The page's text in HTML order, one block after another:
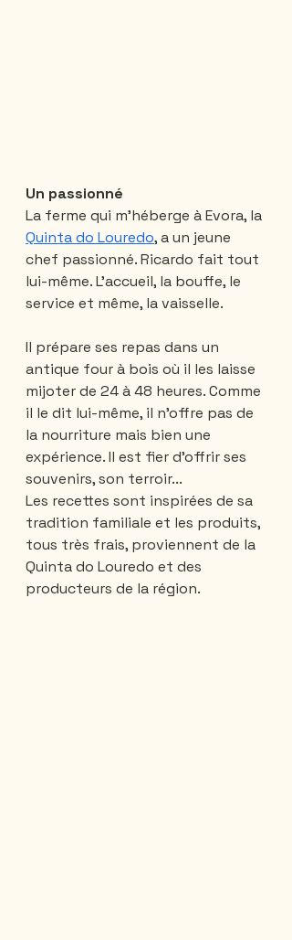
Un passionné
La ferme qui m'héberge à Evora, la
Quinta do Louredo, a un jeune
chef passionné. Ricardo fait tout
lui-même. L'accueil, la bouffe, le
service et même, la vaisselle.
Il prépare ses repas dans un
antique four à bois où il les laisse
mijoter de 24 à 48 heures. Comme
il le dit lui-même, il n'offre pas de
la nourriture mais bien une
expérience. Il est fier d'offrir ses
souvenirs, son terroir...
Les recettes sont inspirées de sa
tradition familiale et les produits,
tous très frais, proviennent de la
Quinta do Louredo et des
producteurs de la région.